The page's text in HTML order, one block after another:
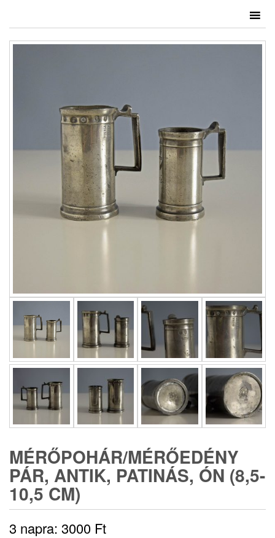
MÉRŐPOHÁR/MÉRŐEDÉNY
PÁR, ANTIK, PATINÁS, ÓN (8,5-
10,5 CM)
3 napra: 3000 Ft